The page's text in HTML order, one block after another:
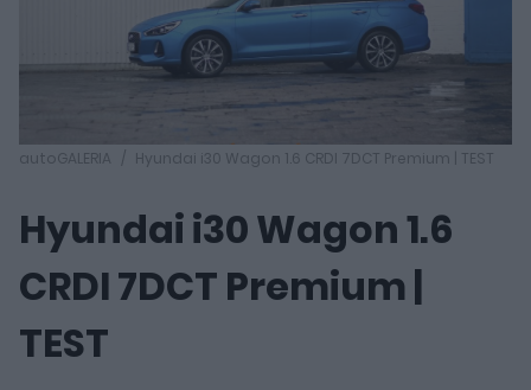
autoGALERIA Hyundai i30 Wagon 1.6 CRDI 7DCT Premium | TEST
Hyundai i30 Wagon 1.6
CRDI 7DCT Premium |
TEST